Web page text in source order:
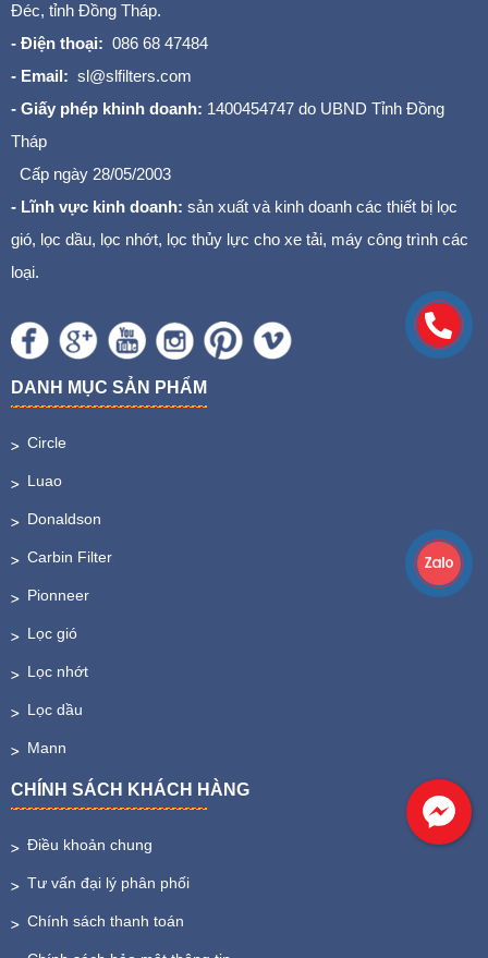
Đéc, tỉnh Đồng Tháp.
- Điện thoại: 086 68 47484
- Email: sl@slfilters.com
- Giấy phép khinh doanh: 1400454747 do UBND Tỉnh Đồng
Tháp
Cấp ngày 28/05/2003
- Lĩnh vực kinh doanh: sản xuất và kinh doanh các thiết bị lọc
gió, lọc dầu, lọc nhớt, lọc thủy lực cho xe tải, máy công trình các
loại.
DANH MỤC SẢN PHẨM
Circle
Luao
Donaldson
Carbin Filter
Pionneer
Lọc gió
Lọc nhớt
Lọc dầu
Mann
CHÍNH SÁCH KHÁCH HÀNG
Điều khoản chung
Tư vấn đại lý phân phối
Chính sách thanh toán